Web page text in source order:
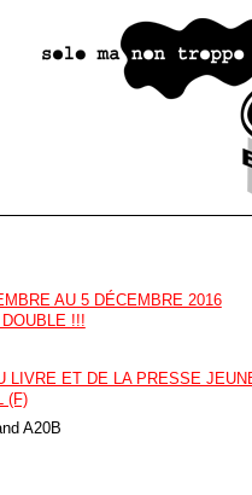
AU 5 DÉCEMBRE 2016
!!!
LIVRE ET DE LA PRESSE
(F)
A20B